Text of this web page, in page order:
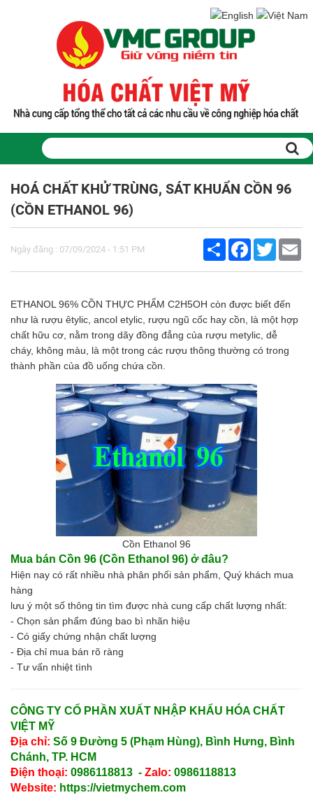
Sản phẩm
PHỤ GIA THỰC PHẨM
Tinh bột biến tính
Hương liệu thực phẩm
Chất phụ gia chống đông vón
Chất phụ gia tạo cấu trúc
Chất phụ gia bảo quản
Chất phụ gia nem giò chả
Chất phụ gia bún mì phở
Chất phụ gia bánh kẹo kem
Chất phụ gia nước giải khát
Chất phụ gia xúc xích
Chất phụ gia nước mắm
Chất phụ gia rau củ quả
Chất phụ gia thạch rau câu
Chất phụ gia đậu hũ
HÓA CHẤT TẨY RỬA
Tẩy rửa sinh hoạt
Tẩy rửa ô tô xe máy
Tẩy cáu cặn đường ống
Tẩy rửa khác
HÓA CHẤT THỦY SẢN
Hóa chất xử lý nước
Men đường ruột
Men vi sinh EM gốc
Bổ sung khoáng chất
Bổ gan và giải độc gan
Hấp thụ khí độc Yucca
HÓA CHẤT XỬ LÝ NƯỚC
Xử lý nước hồ bơi
Xử lý nước sinh hoạt
Xử lý nước thải
Xử lý nước giếng khoan
HOÁ CHẤT KHỬ TRÙNG, SÁT KHUẨN CỒN 96
(CỒN ETHANOL 96)
Ngày đăng : 07/09/2024 - 1:51 PM
Share FacebookTwitter
ETHANOL 96% CỒN THỰC PHẨM C2H5OH còn được biết đến
như là rượu êtylic, ancol etylic, rượu ngũ cốc hay cồn, là một hợp
chất hữu cơ, nằm trong dãy đồng đẳng của rượu metylic, dễ
cháy, không màu, là một trong các rượu thông thường có trong
thành phần của đồ uống chứa cồn.
Cồn Ethanol 96
Mua bán Cồn 96 (Cồn Ethanol 96) ở đâu?
Hiện nay có rất nhiều nhà phân phối sản phẩm, Quý khách mua
hàng
lưu ý một số thông tin tìm được nhà cung cấp chất lượng nhất:
- Chọn sản phẩm đúng bao bì nhãn hiệu
- Có giấy chứng nhận chất lượng
- Địa chỉ mua bán rõ ràng
- Tư vấn nhiệt tình
CÔNG TY CỔ PHẦN XUẤT NHẬP KHẨU HÓA CHẤT
VIỆT MỸ
Địa chỉ: Số 9 Đường 5 (Phạm Hùng), Bình Hưng, Bình
Chánh, TP. HCM
Điện thoại: 0986118813 - Zalo: 0986118813
Website: https://vietmychem.com